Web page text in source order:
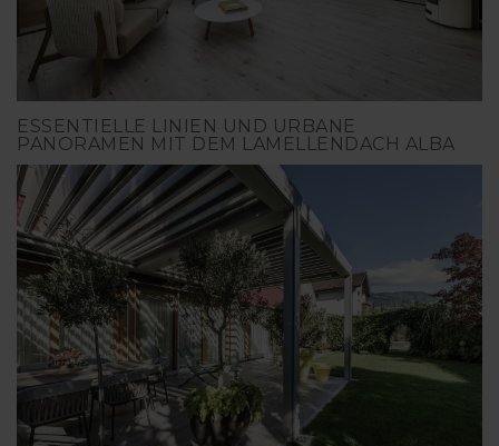
ESSENTIELLE LINIEN UND URBANE
PANORAMEN MIT DEM LAMELLENDACH ALBA